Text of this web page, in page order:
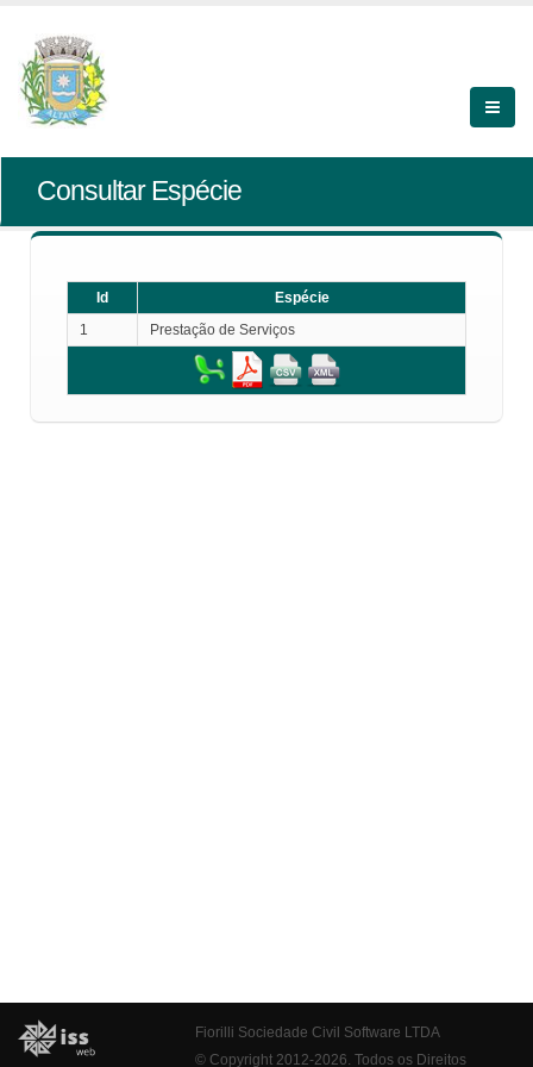
Consultar Espécie
Id
Espécie
1
Prestação de Serviços
Fiorilli Sociedade Civil Software LTDA
© Copyright 2012-2026. Todos os Direitos